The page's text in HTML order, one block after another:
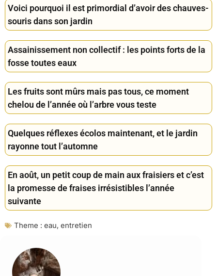
Voici pourquoi il est primordial d’avoir des chauves-
souris dans son jardin
Assainissement non collectif : les points forts de la
fosse toutes eaux
Les fruits sont mûrs mais pas tous, ce moment
chelou de l’année où l’arbre vous teste
Quelques réflexes écolos maintenant, et le jardin
rayonne tout l’automne
En août, un petit coup de main aux fraisiers et c’est
la promesse de fraises irrésistibles l’année
suivante
Theme : eau, entretien